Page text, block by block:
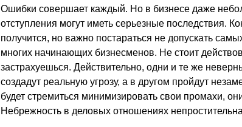
Ошибки совершает каждый. Но в бизнесе даже
отступления могут иметь серьезные последствия.
получится, но важно постараться не допускать
многих начинающих бизнесменов. Не стоит
застрахуешься. Действительно, одни и те же
создадут реальную угрозу, а в другом пройдут
будет стремиться минимизировать свои промахи,
Небрежность в деловых отношениях